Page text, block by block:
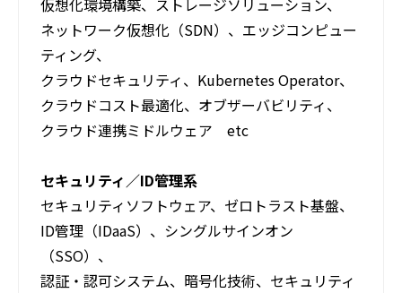
仮想化環境構築、ストレージソリューション、
ネットワーク仮想化（SDN）、エッジコンピュー
ティング、
クラウドセキュリティ、Kubernetes Operator、
クラウドコスト最適化、オブザーバビリティ、
クラウド連携ミドルウェア etc
セキュリティ／ID管理系
セキュリティソフトウェア、ゼロトラスト基盤、
ID管理（IDaaS）、シングルサインオン
（SSO）、
認証・認可システム、暗号化技術、セキュリティ